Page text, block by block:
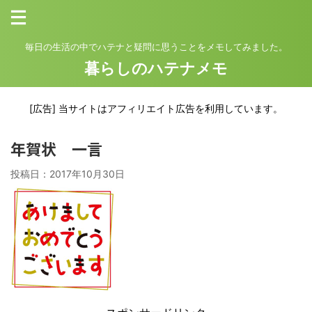
毎日の生活の中でハテナと疑問に思うことをメモしてみました。
暮らしのハテナメモ
[広告] 当サイトはアフィリエイト広告を利用しています。
年賀状 一言
投稿日： 2017年10月30日